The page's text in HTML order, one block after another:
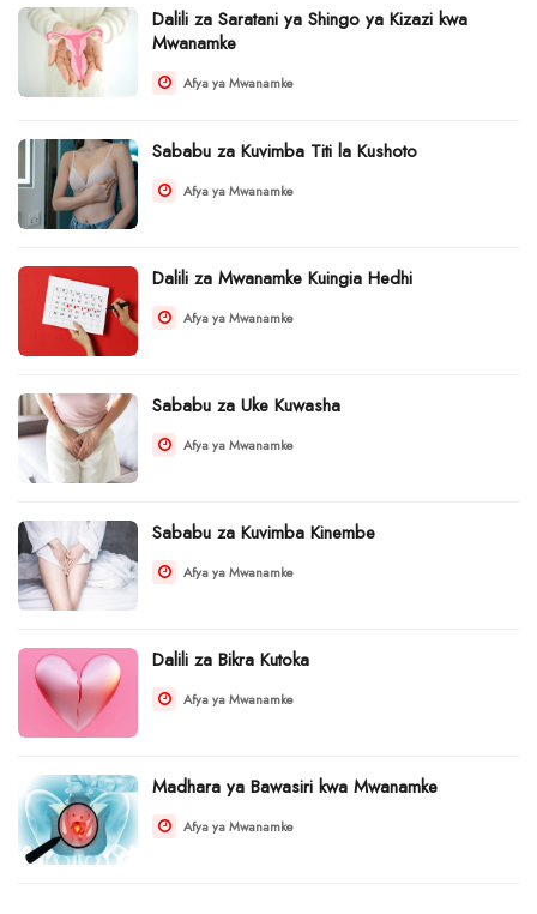
Dalili za Saratani ya Shingo ya Kizazi kwa
Mwanamke
Afya ya Mwanamke
Sababu za Kuvimba Titi la Kushoto
Afya ya Mwanamke
Dalili za Mwanamke Kuingia Hedhi
Afya ya Mwanamke
Sababu za Uke Kuwasha
Afya ya Mwanamke
Sababu za Kuvimba Kinembe
Afya ya Mwanamke
Dalili za Bikra Kutoka
Afya ya Mwanamke
Madhara ya Bawasiri kwa Mwanamke
Afya ya Mwanamke